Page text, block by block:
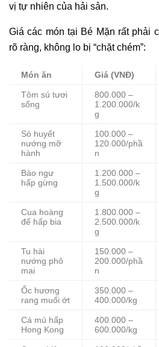
vị tự nhiên của hải sản.
Giá các món tại Bé Mặn rất phải
rõ ràng, không lo bị “chặt chém”:
Món ăn Giá (VNĐ)
Tôm sú tươi
sống
800.000 –
1.200.000/k
g
Sò huyết
nướng mỡ
hành
100.000 –
120.000/phầ
n
Bào ngư
hấp gừng
1.200.000 –
1.500.000/k
g
Cua hoàng
đế hấp bia
1.800.000 –
2.500.000/k
g
Tu hài
nướng phô
mai
150.000 –
200.000/phầ
n
Ốc hương
rang muối ớt
350.000 –
400.000/kg
Cá mú hấp
Hong Kong
400.000 –
600.000/kg